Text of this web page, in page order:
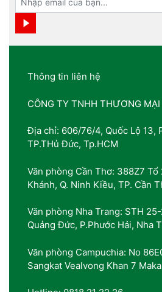
Thông tin liên hệ
CÔNG TY TNHH THƯƠNG
Địa chỉ: 606/76/4, Quốc Lộ 13,
TP.THủ Đức, Tp.HCM
Văn phòng Cần Thơ: 388Z7 Tổ
Khánh, Q. Ninh Kiều, TP. Cần
Văn phòng Nha Trang: STH
Quảng Đức, P.Phước Hải, Nha
Văn phòng Campuchia: No
Sangkat Vealvong Khan 7